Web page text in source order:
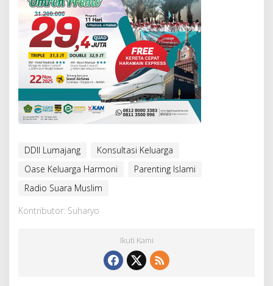
DDII Lumajang
Konsultasi Keluarga
Oase Keluarga Harmoni
Parenting Islami
Radio Suara Muslim
Kontributor: Suharyo
Ikuti Kami